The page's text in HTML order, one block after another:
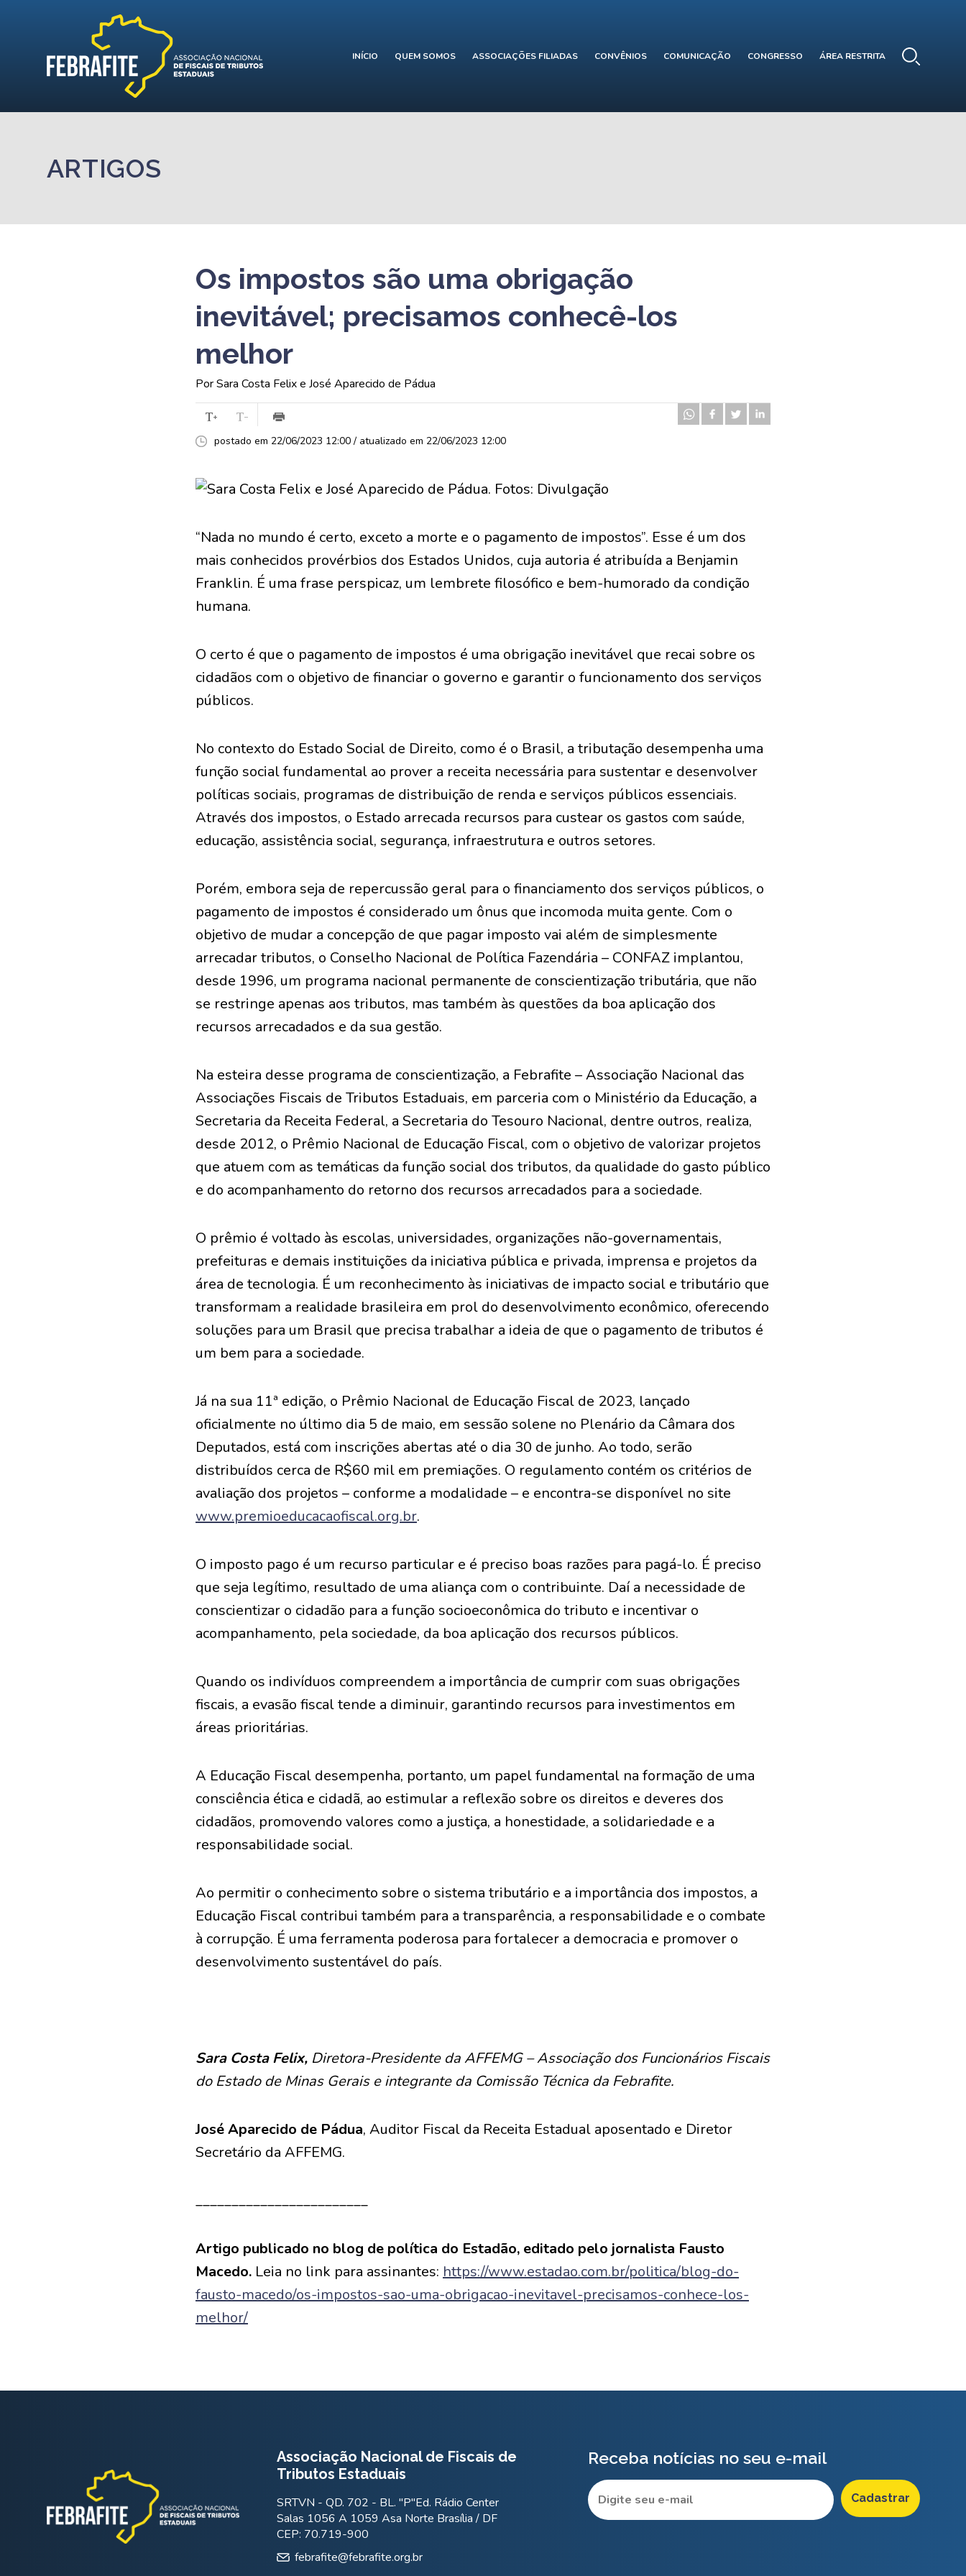
INÍCIO QUEM SOMOS ASSOCIAÇÕES FILIADAS CONVÊNIOS COMUNICAÇÃO CONGRESSO ÁREA RESTRITA
ARTIGOS
Os impostos são uma obrigação
inevitável; precisamos conhecê-los
melhor
Por Sara Costa Felix e José Aparecido de Pádua
postado em 22/06/2023 12:00 / atualizado em 22/06/2023 12:00
“Nada no mundo é certo, exceto a morte e o pagamento de impostos”. Esse é um dos
mais conhecidos provérbios dos Estados Unidos, cuja autoria é atribuída a Benjamin
Franklin. É uma frase perspicaz, um lembrete filosófico e bem-humorado da condição
humana.
O certo é que o pagamento de impostos é uma obrigação inevitável que recai sobre os
cidadãos com o objetivo de financiar o governo e garantir o funcionamento dos serviços
públicos.
No contexto do Estado Social de Direito, como é o Brasil, a tributação desempenha uma
função social fundamental ao prover a receita necessária para sustentar e desenvolver
políticas sociais, programas de distribuição de renda e serviços públicos essenciais.
Através dos impostos, o Estado arrecada recursos para custear os gastos com saúde,
educação, assistência social, segurança, infraestrutura e outros setores.
Porém, embora seja de repercussão geral para o financiamento dos serviços públicos, o
pagamento de impostos é considerado um ônus que incomoda muita gente. Com o
objetivo de mudar a concepção de que pagar imposto vai além de simplesmente
arrecadar tributos, o Conselho Nacional de Política Fazendária – CONFAZ implantou,
desde 1996, um programa nacional permanente de conscientização tributária, que não
se restringe apenas aos tributos, mas também às questões da boa aplicação dos
recursos arrecadados e da sua gestão.
Na esteira desse programa de conscientização, a Febrafite – Associação Nacional das
Associações Fiscais de Tributos Estaduais, em parceria com o Ministério da Educação, a
Secretaria da Receita Federal, a Secretaria do Tesouro Nacional, dentre outros, realiza,
desde 2012, o Prêmio Nacional de Educação Fiscal, com o objetivo de valorizar projetos
que atuem com as temáticas da função social dos tributos, da qualidade do gasto público
e do acompanhamento do retorno dos recursos arrecadados para a sociedade.
O prêmio é voltado às escolas, universidades, organizações não-governamentais,
prefeituras e demais instituições da iniciativa pública e privada, imprensa e projetos da
área de tecnologia. É um reconhecimento às iniciativas de impacto social e tributário que
transformam a realidade brasileira em prol do desenvolvimento econômico, oferecendo
soluções para um Brasil que precisa trabalhar a ideia de que o pagamento de tributos é
um bem para a sociedade.
Já na sua 11ª edição, o Prêmio Nacional de Educação Fiscal de 2023, lançado
oficialmente no último dia 5 de maio, em sessão solene no Plenário da Câmara dos
Deputados, está com inscrições abertas até o dia 30 de junho. Ao todo, serão
distribuídos cerca de R$60 mil em premiações. O regulamento contém os critérios de
avaliação dos projetos – conforme a modalidade – e encontra-se disponível no site
www.premioeducacaofiscal.org.br.
O imposto pago é um recurso particular e é preciso boas razões para pagá-lo. É preciso
que seja legítimo, resultado de uma aliança com o contribuinte. Daí a necessidade de
conscientizar o cidadão para a função socioeconômica do tributo e incentivar o
acompanhamento, pela sociedade, da boa aplicação dos recursos públicos.
Quando os indivíduos compreendem a importância de cumprir com suas obrigações
fiscais, a evasão fiscal tende a diminuir, garantindo recursos para investimentos em
áreas prioritárias.
A Educação Fiscal desempenha, portanto, um papel fundamental na formação de uma
consciência ética e cidadã, ao estimular a reflexão sobre os direitos e deveres dos
cidadãos, promovendo valores como a justiça, a honestidade, a solidariedade e a
responsabilidade social.
Ao permitir o conhecimento sobre o sistema tributário e a importância dos impostos, a
Educação Fiscal contribui também para a transparência, a responsabilidade e o combate
à corrupção. É uma ferramenta poderosa para fortalecer a democracia e promover o
desenvolvimento sustentável do país.
Sara Costa Felix, Diretora-Presidente da AFFEMG – Associação dos Funcionários Fiscais
do Estado de Minas Gerais e integrante da Comissão Técnica da Febrafite.
José Aparecido de Pádua, Auditor Fiscal da Receita Estadual aposentado e Diretor
Secretário da AFFEMG.
________________________
Artigo publicado no blog de política do Estadão, editado pelo jornalista Fausto
Macedo. Leia no link para assinantes: https://www.estadao.com.br/politica/blog-do-
fausto-macedo/os-impostos-sao-uma-obrigacao-inevitavel-precisamos-conhece-los-
melhor/
Associação Nacional de Fiscais de
Tributos Estaduais
SRTVN - QD. 702 - BL. "P"Ed. Rádio Center
Salas 1056 A 1059 Asa Norte Brasília / DF
CEP: 70.719-900
febrafite@febrafite.org.br
Receba notícias no seu e-mail